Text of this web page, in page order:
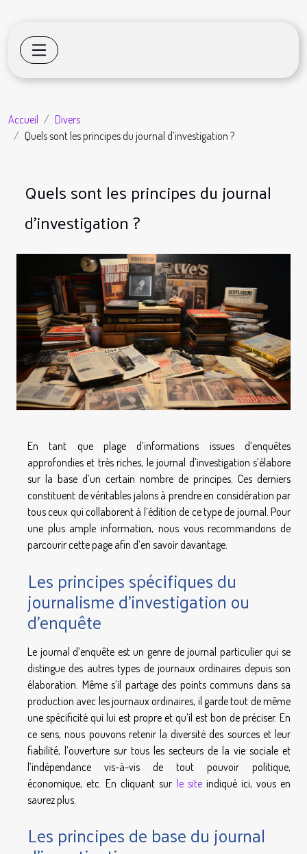
Accueil
Divers
Quels sont les principes du journal d’investigation ?
Quels sont les principes du journal
d’investigation ?
En tant que plage d’informations issues d’enquêtes
approfondies et très riches, le journal d’investigation s’élabore
sur la base d’un certain nombre de principes. Ces derniers
constituent de véritables jalons à prendre en considération par
tous ceux qui collaborent à l’édition de ce type de journal. Pour
une plus ample information, nous vous recommandons de
parcourir cette page afin d’en savoir davantage.
Les principes spécifiques du
journalisme d’investigation ou
d’enquête
Le journal d’enquête est un genre de journal particulier qui se
distingue des autres types de journaux ordinaires depuis son
élaboration. Même s’il partage des points communs dans sa
production avec les journaux ordinaires, il garde tout de même
une spécificité qui lui est propre et qu’il est bon de préciser. En
ce sens, nous pouvons retenir la diversité des sources et leur
fiabilité, l’ouverture sur tous les secteurs de la vie sociale et
l’indépendance vis-à-vis de tout pouvoir politique,
économique, etc. En cliquant sur le siteindiqué ici, vous en
saurez plus.
Les principes de base du journal